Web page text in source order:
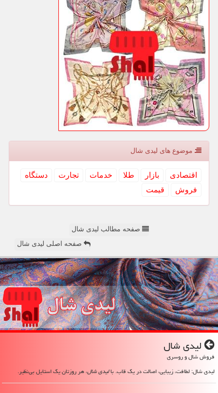
موضوع های لیدی شال
اقتصادی بازار طلا خدمات تجارت
دستگاه
فروش
قیمت
صفحه مطالب لیدی شال
صفحه اصلی لیدی شال
لیدی شال
فروش شال و روسری
لیدی شال: لطافت، زیبایی، اصالت در یک قاب. بالیدی شال، هر روزتان یک استایل بی‌نظیر.